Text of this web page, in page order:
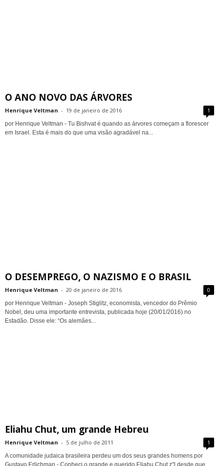
O ANO NOVO DAS ÁRVORES
Henrique Veltman - 19 de janeiro de 2016 1
por Henrique Veltman - Tu Bishvat é quando as árvores começam a florescer
em Israel. Esta é mais do que uma visão agradável na...
O DESEMPREGO, O NAZISMO E O BRASIL
Henrique Veltman - 20 de janeiro de 2016 0
por Henrique Veltman - Joseph Stiglitz, economista, vencedor do Prêmio
Nobel, deu uma importante entrevista, publicada hoje (20/01/2016) no
Estadão. Disse ele: “Os alemães...
Eliahu Chut, um grande Hebreu
Henrique Veltman - 5 de julho de 2011 1
A comunidade judaica brasileira perdeu um dos seus grandes homens.por